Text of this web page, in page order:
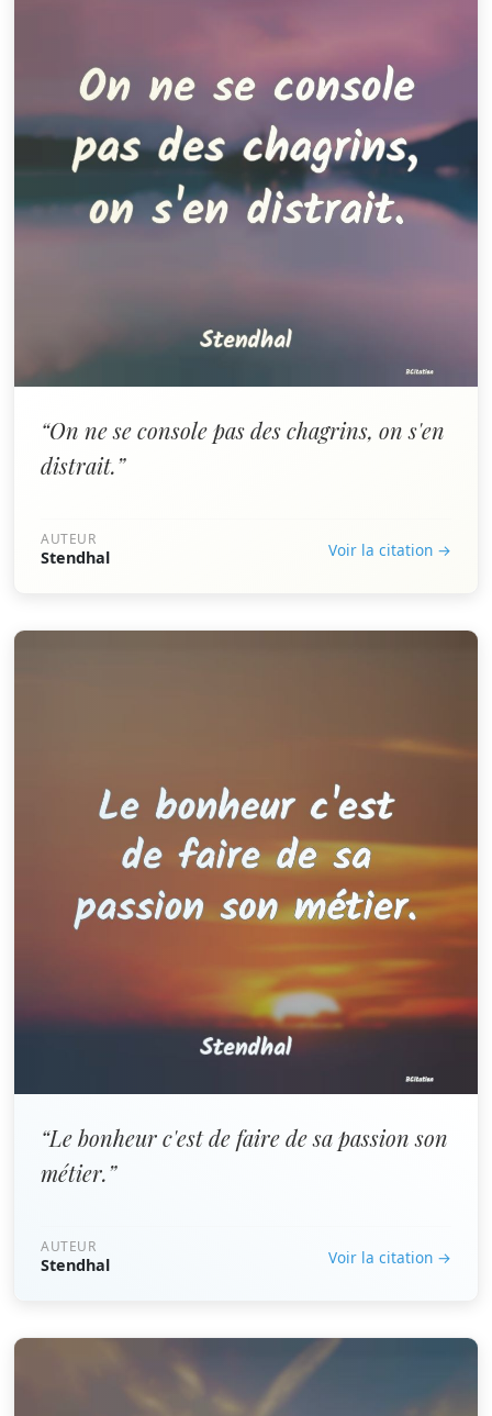
“On ne se console pas des chagrins, on s'en
distrait.”
AUTEUR
Stendhal Voir la citation →
“Le bonheur c'est de faire de sa passion son
métier.”
AUTEUR
Stendhal Voir la citation →